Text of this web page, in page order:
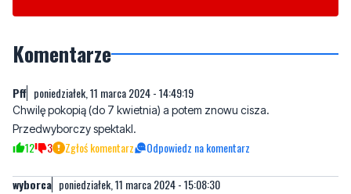
Komentarze
Pff poniedziałek, 11 marca 2024 - 14:49:19
Chwilę pokopią (do 7 kwietnia) a potem znowu cisza.
Przedwyborczy spektakl.
12 3 Zgłoś komentarz Odpowiedz na komentarz
wyborca poniedziałek, 11 marca 2024 - 15:08:30